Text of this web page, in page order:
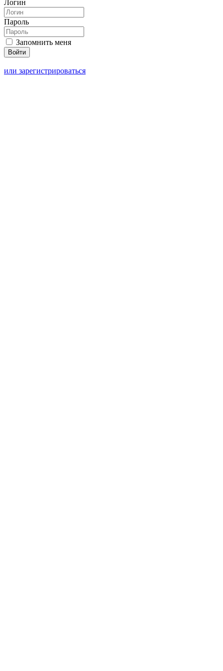
Логин
Пароль
Запомнить меня
или зарегистрироваться